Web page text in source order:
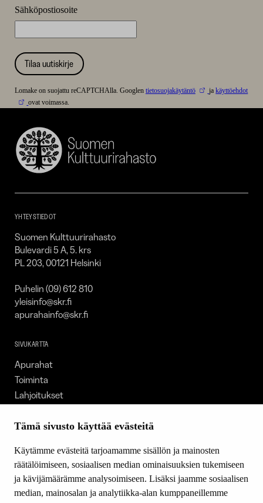
Tämä sivusto käyttää evästeitä
Käytämme evästeitä tarjoamamme sisällön ja mainosten
räätälöimiseen, sosiaalisen median ominaisuuksien tukemiseen
ja kävijämäärämme analysoimiseen. Lisäksi jaamme sosiaalisen
median, mainosalan ja analytiikka-alan kumppaneillemme
Sähköpostiosoite
Tilaa uutiskirje
Lomake on suojattu reCAPTCHAlla. Googlen tietosuojakäytäntö jakäyttöehdot
ovat voimassa.
Suomen
Kulttuurirahasto
YHTEYSTIEDOT
Suomen Kulttuurirahasto
Bulevardi 5 A, 5. krs
PL 203, 00121 Helsinki
Puhelin (09) 612 810
yleisinfo@skr.fi
apurahainfo@skr.fi
SIVUKARTTA
Apurahat
Toiminta
Lahjoitukset
Ajankohtaista
Yhteystiedot
SEURAA MEITÄ